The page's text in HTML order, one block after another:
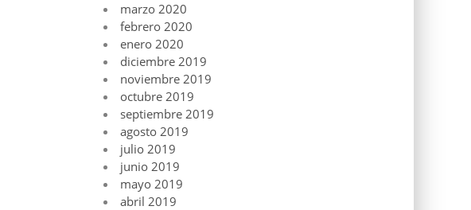
marzo 2020
febrero 2020
enero 2020
diciembre 2019
noviembre 2019
octubre 2019
septiembre 2019
agosto 2019
julio 2019
junio 2019
mayo 2019
abril 2019